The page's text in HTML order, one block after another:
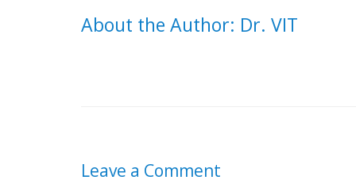
About the Author: Dr. VIT
Leave a Comment